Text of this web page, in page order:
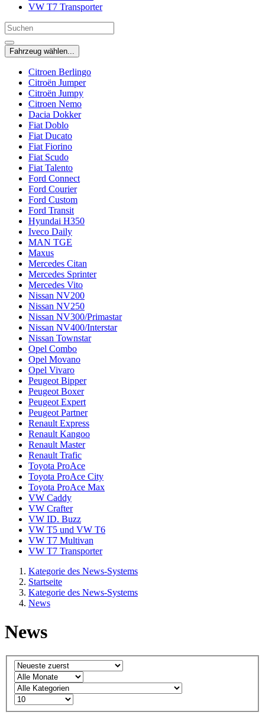
VW T7 Transporter
Fahrzeug wählen...
Citroen Berlingo
Citroën Jumper
Citroën Jumpy
Citroen Nemo
Dacia Dokker
Fiat Doblo
Fiat Ducato
Fiat Fiorino
Fiat Scudo
Fiat Talento
Ford Connect
Ford Courier
Ford Custom
Ford Transit
Hyundai H350
Iveco Daily
MAN TGE
Maxus
Mercedes Citan
Mercedes Sprinter
Mercedes Vito
Nissan NV200
Nissan NV250
Nissan NV300/Primastar
Nissan NV400/Interstar
Nissan Townstar
Opel Combo
Opel Movano
Opel Vivaro
Peugeot Bipper
Peugeot Boxer
Peugeot Expert
Peugeot Partner
Renault Express
Renault Kangoo
Renault Master
Renault Trafic
Toyota ProAce
Toyota ProAce City
Toyota ProAce Max
VW Caddy
VW Crafter
VW ID. Buzz
VW T5 und VW T6
VW T7 Multivan
VW T7 Transporter
Kategorie des News-Systems
Startseite
Kategorie des News-Systems
News
News